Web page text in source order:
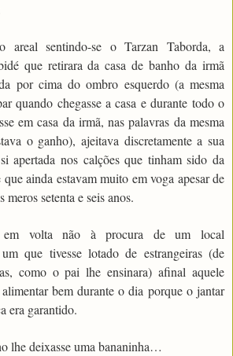
areal sentindo-se o Tarzan Taborda, a
que retirara da casa de banho da irmã
por cima do ombro esquerdo (a mesma
quando chegasse a casa e durante todo o
em casa da irmã, nas palavras da mesma
o ganho), ajeitava discretamente a sua
apertada nos calções que tinham sido da
ainda estavam muito em voga apesar de
meros setenta e seis anos.
em volta não à procura de um local
que tivesse lotado de estrangeiras (de
como o pai lhe ensinara) afinal aquele
bem durante o dia porque o jantar
era garantido.
lhe deixasse uma bananinha…